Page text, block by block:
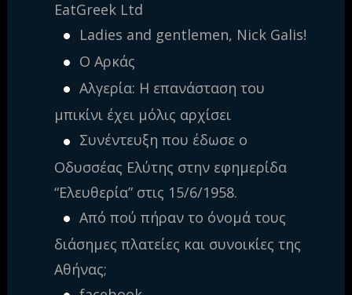
EatGreek Ltd
Ladies and gentlemen, Nick Galis!
Ο Αρκάς
Αλγερία: H επανάσταση του
μπικίνι έχει μόλις αρχίσει
Συνέντευξη που έδωσε ο
Οδυσσέας Ελύτης στην εφημερίδα
“Ελευθερία” στις 15/6/1958.
Από πού πήραν το όνομά τους
διάσημες πλατείες και συνοικίες της
Αθήνας;